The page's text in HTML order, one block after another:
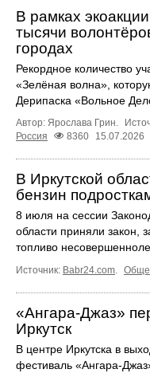
В рамках
тысячи
городах
Рекордное количество
«Зелёная волна»,
Дерипаска «Вольное
Автор: Ярослава Грин.
Россия
8360 15.07.2026
В Иркутской
бензин
8 июля на сессии
области приняли
топливо
Источник: Babr24.com.
«Ангара‑Джаз»
Иркутск
В центре Иркутска в
фестиваль